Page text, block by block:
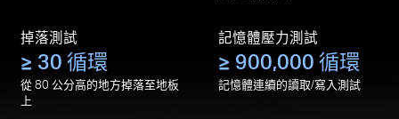
掉落測試
≥ 30 循環
從 80 公分高的地方掉落至地板
上
記憶體壓力測試
≥ 900,000 循環
記憶體連續的讀取/寫入測試